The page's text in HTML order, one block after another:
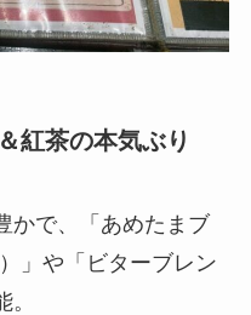
紅茶の本気ぶり
かで、「あめたまブ
」や「ビターブレン